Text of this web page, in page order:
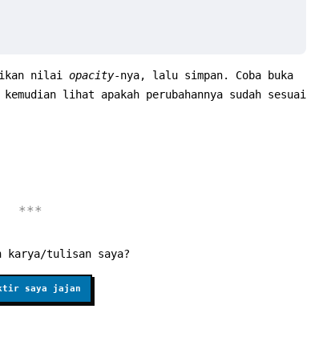
nilai opacity-nya, lalu simpan. Coba buka
lihat apakah perubahannya sudah sesuai
karya/tulisan saya?
saya jajan